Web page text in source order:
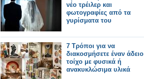
νέο τρέιλερ και
φωτογραφίες από τα
γυρίσματα του
7 Τρόποι για να
διακοσμήσετε έναν άδειο
τοίχο με φυσικά ή
ανακυκλώσιμα υλικά